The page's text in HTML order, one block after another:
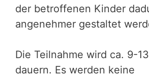
der betroffenen Kinder
angenehmer gestaltet
Die Teilnahme wird ca. 9-
dauern. Es werden keine